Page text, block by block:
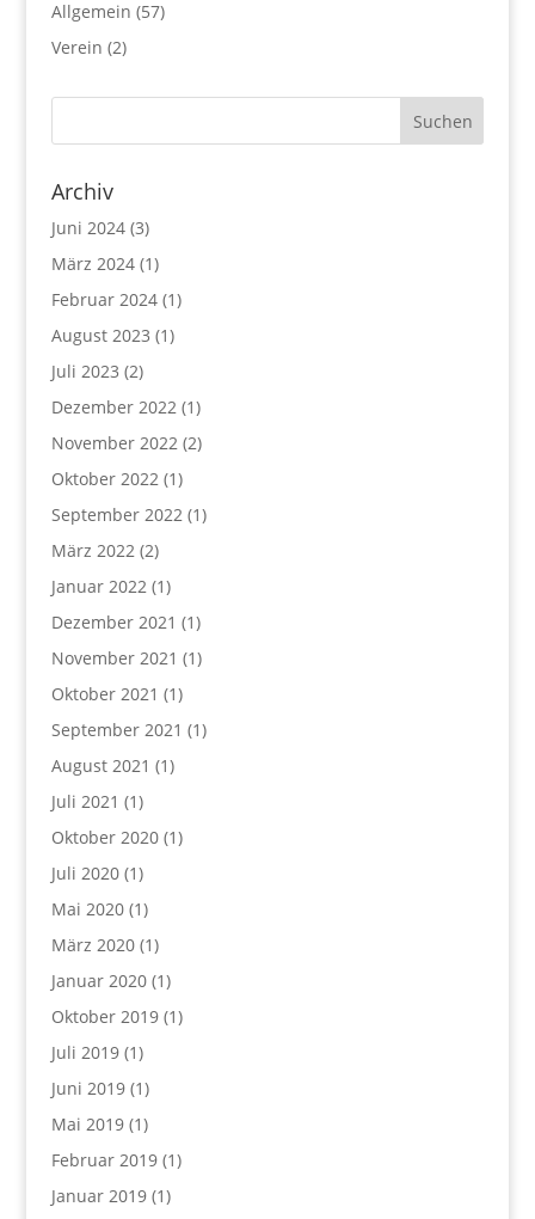
Allgemein (57)
Verein (2)
Archiv
Juni 2024(3)
März 2024(1)
Februar 2024(1)
August 2023 (1)
Juli 2023 (2)
Dezember 2022(1)
November 2022(2)
Oktober 2022(1)
September 2022(1)
März 2022(2)
Januar 2022(1)
Dezember 2021 (1)
November 2021 (1)
Oktober 2021 (1)
September 2021 (1)
August 2021 (1)
Juli 2021 (1)
Oktober 2020(1)
Juli 2020(1)
Mai 2020(1)
März 2020(1)
Januar 2020(1)
Oktober 2019(1)
Juli 2019(1)
Juni 2019(1)
Mai 2019(1)
Februar 2019(1)
Januar 2019(1)